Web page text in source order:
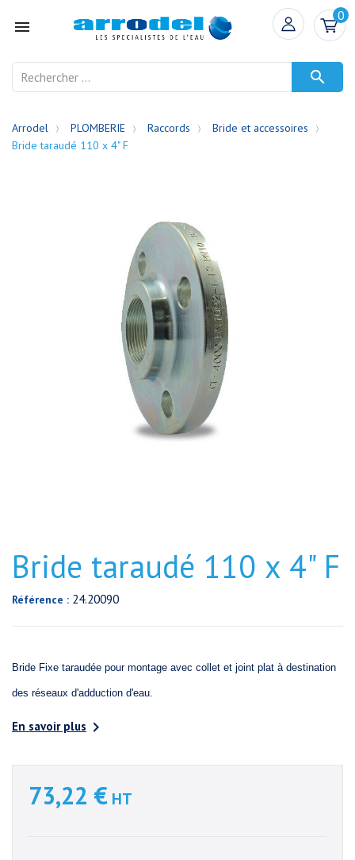

0

Arrodel PLOMBERIE Raccords
Bride et accessoires
Bride taraudé 110 x 4" F
Bride taraudé 110 x 4" F
Référence : 24.20090
Bride Fixe taraudée pour montage avec collet et joint plat à destination
des réseaux d'adduction d'eau.
En savoir plus 
73,22 € HT